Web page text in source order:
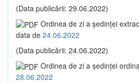
(Data publicării: 29.06.2022)
Ordinea de zi a şedinţei
data de 24.06.2022
(Data publicării: 24.06.2022)
Ordinea de zi a şedinţei
28.06.2022